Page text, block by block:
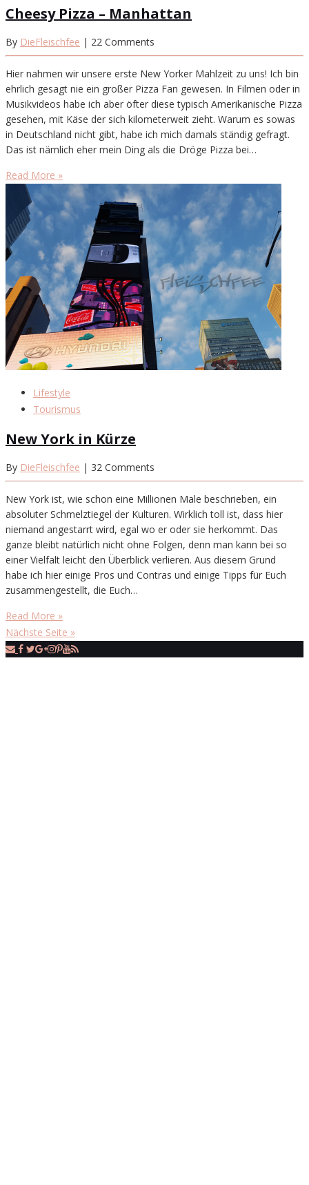
Cheesy Pizza – Manhattan
By DieFleischfee | 22 Comments
Hier nahmen wir unsere erste New Yorker Mahlzeit zu uns! Ich bin
ehrlich gesagt nie ein großer Pizza Fan gewesen. In Filmen oder in
Musikvideos habe ich aber öfter diese typisch Amerikanische Pizza
gesehen, mit Käse der sich kilometerweit zieht. Warum es sowas
in Deutschland nicht gibt, habe ich mich damals ständig gefragt.
Das ist nämlich eher mein Ding als die Dröge Pizza bei…
Read More »
Lifestyle
Tourismus
New York in Kürze
By DieFleischfee | 32 Comments
New York ist, wie schon eine Millionen Male beschrieben, ein
absoluter Schmelztiegel der Kulturen. Wirklich toll ist, dass hier
niemand angestarrt wird, egal wo er oder sie herkommt. Das
ganze bleibt natürlich nicht ohne Folgen, denn man kann bei so
einer Vielfalt leicht den Überblick verlieren. Aus diesem Grund
habe ich hier einige Pros und Contras und einige Tipps für Euch
zusammengestellt, die Euch…
Read More »
Nächste Seite »